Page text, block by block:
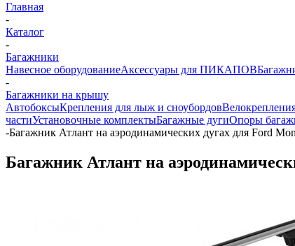
Главная
-
Каталог
-
Багажники
Навесное оборудованиеАксессуары для ПИКАПОВ
-
Багажники на крышу
АвтобоксыКрепления для лыж и сноубордов
частиУстановочные комплектыБагажные дугиОпоры
-Багажник Атлант на аэродинамических дугах для Ford
Багажник Атлант на